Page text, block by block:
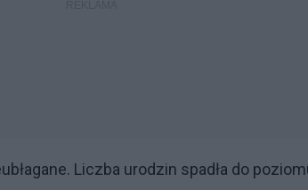
Liczba urodzin spadła do